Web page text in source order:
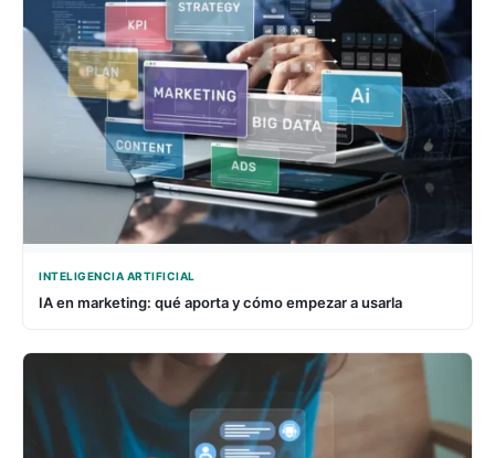
INTELIGENCIA ARTIFICIAL
IA en marketing: qué aporta y cómo empezar a usarla